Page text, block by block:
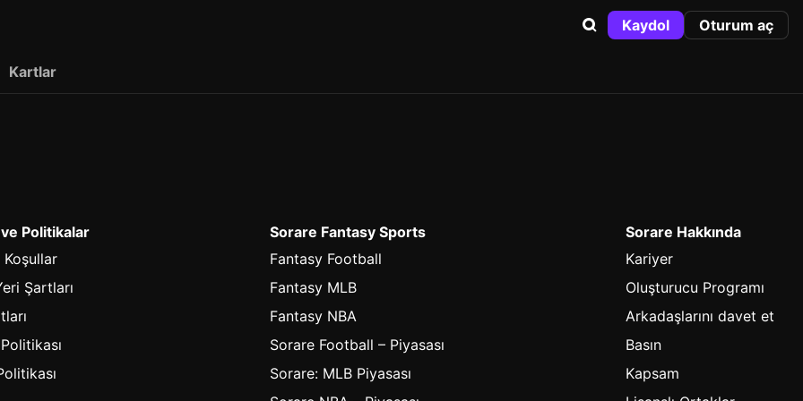
Kaydol Oturum aç
Kartlar
Politikalar
Şartları
Sorare Fantasy Sports
Fantasy Football
Fantasy MLB
Fantasy NBA
Sorare Football – Piyasası
Sorare: MLB Piyasası
Sorare Hakkında
Kariyer
Oluşturucu Programı
Arkadaşlarını davet et
Basın
Kapsam